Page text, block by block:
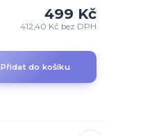
499 Kč
412,40 Kč bez DPH
Přidat do košíku